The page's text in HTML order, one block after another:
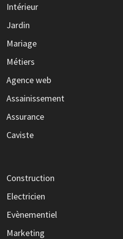
Intérieur
Jardin
Mariage
Métiers
Agence web
Assainissement
Assurance
Caviste
Construction
Electricien
Evènementiel
Marketing